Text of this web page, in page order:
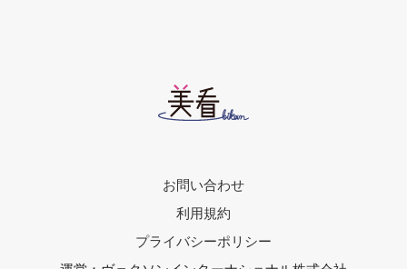
お問い合わせ
利用規約
プライバシーポリシー